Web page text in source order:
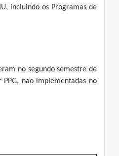
incluindo os Programas de
no segundo semestre de
não implementadas no